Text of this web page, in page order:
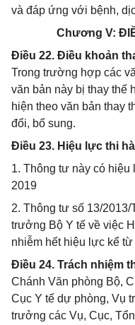
và đáp ứng với bệnh,
Chương V:
Điều 22. Điều khoản
Trong trường hợp các
văn bản này bị thay thế
hiện theo văn bản thay
đổi, bổ sung.
Điều 23. Hiệu lực thi
1. Thông tư này có
2019
2. Thông tư số 13/
trưởng Bộ Y tế về việc
nhiễm hết hiệu lực kể
Điều 24. Trách nhiệm
Chánh Văn phòng Bộ,
Cục Y tế dự phòng, Vụ
trưởng các Vụ, Cục,